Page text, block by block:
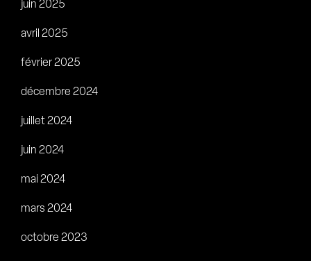
juin 2025
avril 2025
février 2025
décembre 2024
juillet 2024
juin 2024
mai 2024
mars 2024
octobre 2023